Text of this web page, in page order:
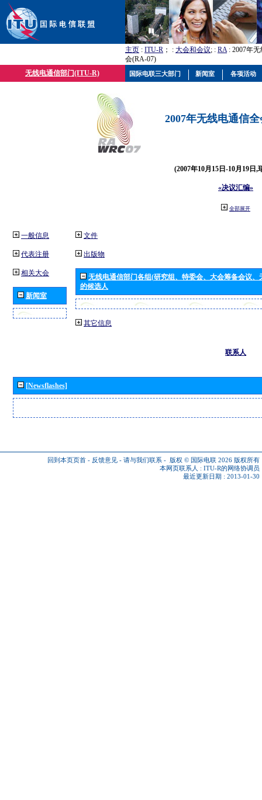
主页 : ITU-R ； : 大会和会议; : RA: 2007年
会(RA-07)
无线电通信部门(ITU-R)
2007年无线电通信
(2007年10月15日-10月19日,
«决议汇编»
全部展开
一般信息
代表注册
相关大会
新闻室
文件
出版物
无线电通信部门各组(研究组、特委会、大会筹备会议
的候选人
其它信息
联系人
[Newsflashes]
回到本页页首 - 反馈意见 - 请与我们联系 - 版权 © 国际电联 2026 版权所有
本网页联系人 : ITU-R的网络协调员
最近更新日期 : 2013-01-30
国际电联三大部门 新闻室 各项活动